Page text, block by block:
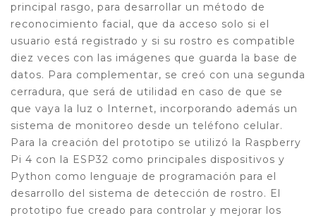
principal rasgo, para desarrollar un método de
reconocimiento facial, que da acceso solo si el
usuario está registrado y si su rostro es compatible
diez veces con las imágenes que guarda la base de
datos. Para complementar, se creó con una segunda
cerradura, que será de utilidad en caso de que se
que vaya la luz o Internet, incorporando además un
sistema de monitoreo desde un teléfono celular.
Para la creación del prototipo se utilizó la Raspberry
Pi 4 con la ESP32 como principales dispositivos y
Python como lenguaje de programación para el
desarrollo del sistema de detección de rostro. El
prototipo fue creado para controlar y mejorar los